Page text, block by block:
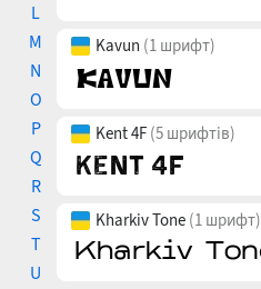
L
M
N
O
P
Q
R
S
T
U
Kavun (1 шрифт)
Kent 4F (5 шрифтів)
Kharkiv Tone (1 шрифт)